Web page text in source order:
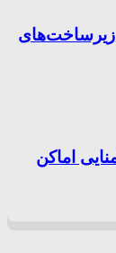
زیرساخت‌های
اماکن